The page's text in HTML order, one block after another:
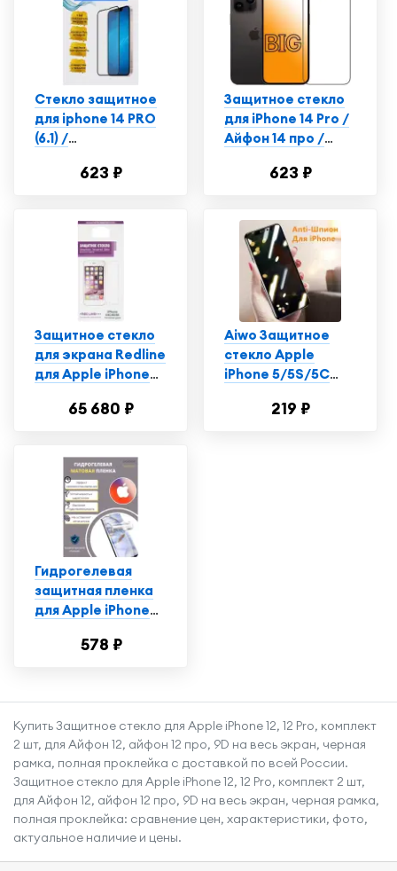
Стекло защитное
для iphone 14 PRO
(6.1) /
стекло на айфон 14
623 ₽
Защитное стекло
для iPhone 14 Pro /
Айфон 14 про /
закаленное
шт.)
623 ₽
Защитное стекло
для экрана Redline
для Apple iPhone
(УТ000004780)
65 680 ₽
Aiwo Защитное
стекло Apple
iPhone 5/5S/5С
219 ₽
Гидрогелевая
защитная пленка
для Apple iPhone
5S/5/5C с
(на экран) -
Матовая
578 ₽
Купить Защитное стекло для Apple iPhone 12, 12 Pro, комплект
2 шт, для Айфон 12, айфон 12 про, 9D на весь экран, черная
рамка, полная проклейка с доставкой по всей России.
Защитное стекло для Apple iPhone 12, 12 Pro, комплект 2 шт,
для Айфон 12, айфон 12 про, 9D на весь экран, черная рамка,
полная проклейка: сравнение цен, характеристики, фото,
актуальное наличие и цены.